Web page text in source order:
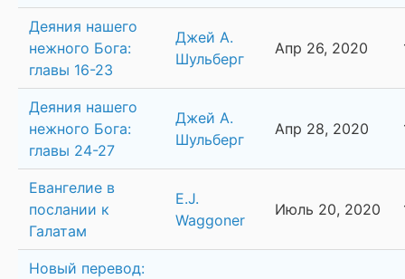
Деяния нашего
нежного Бога:
главы 16-23
Джей А.
Шульберг
Апр 26, 2020
Деяния нашего
нежного Бога:
главы 24-27
Джей А.
Шульберг
Апр 28, 2020
Евангелие в
послании к
Галатам
E.J.
Waggoner
Июль 20, 2020
Новый перевод: